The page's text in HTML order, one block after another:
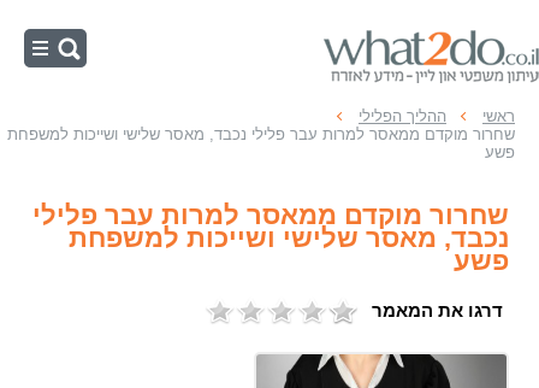
ראשי
נוער
מעצרים
ההליך הפלילי
ראשי
ההליך הפלילי
שחרור מוקדם ממאסר למרות עבר פלילי נכבד, מאסר שלישי ושייכות למשפחת
פשע
שחרור מוקדם ממאסר למרות עבר פלילי
נכבד, מאסר שלישי ושייכות למשפחת
פשע
דרגו את המאמר